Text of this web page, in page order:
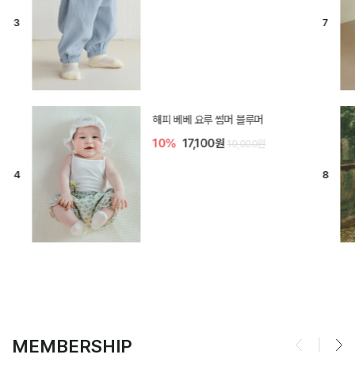
엘로디 니트 아기 바지
20% 16,000원 20,000원
MEMBERSHIP